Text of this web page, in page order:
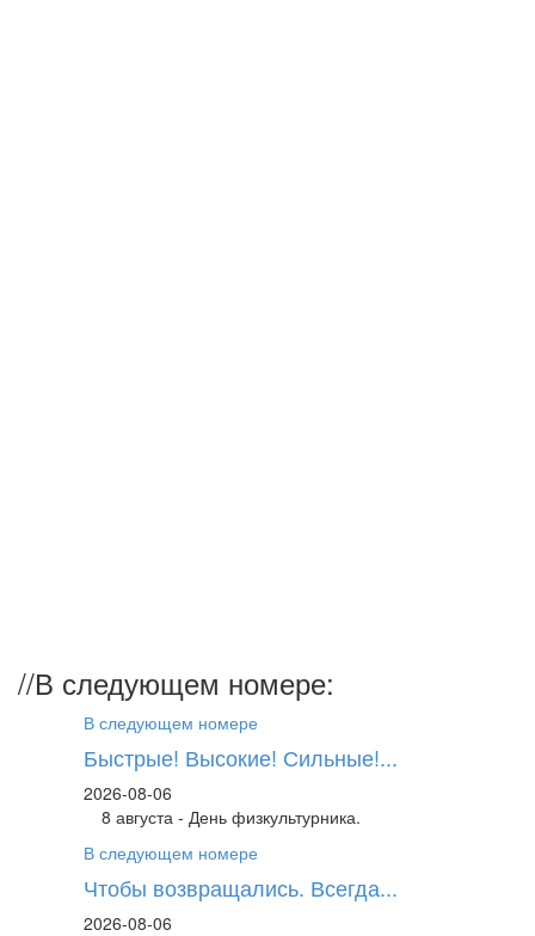
//В следующем номере:
В следующем номере
Быстрые! Высокие! Сильные!...
2026-08-06
8 августа - День физкультурника.
В следующем номере
Чтобы возвращались. Всегда...
2026-08-06